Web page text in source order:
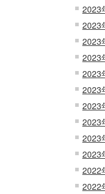
2023
2023
2023
2023
2023
2023
2023
2023
2023
2023
2022
2022